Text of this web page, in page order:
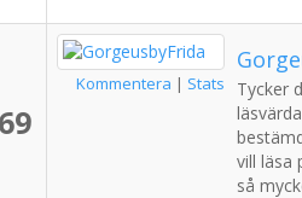
69
Kommentera | Stats
Tycker
vill läsa
så